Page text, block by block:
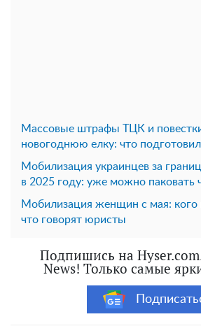
Массовые штрафы ТЦК и
новогоднюю елку: что
Мобилизация украинцев за
в 2025 году: уже можно паковать
Мобилизация женщин с мая: кого
что говорят юристы
Подпишись на
News! Только самые